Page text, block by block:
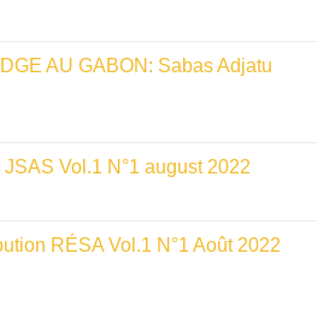
AU GABON: Sabas Adjatu
Vol.1 N°1 august 2022
RÉSA Vol.1 N°1 Août 2022